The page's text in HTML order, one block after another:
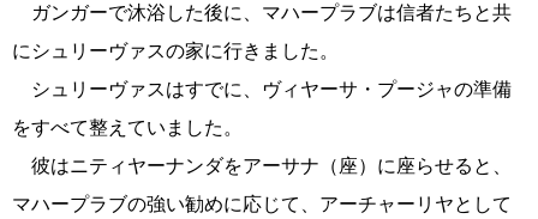
ガンガーで沐浴した後に、マハープラブは信者たちと共
にシュリーヴァスの家に行きました。
シュリーヴァスはすでに、ヴィヤーサ・プージャの準備
をすべて整えていました。
彼はニティヤーナンダをアーサナ（座）に座らせると、
マハープラブの強い勧めに応じて、アーチャーリヤとして